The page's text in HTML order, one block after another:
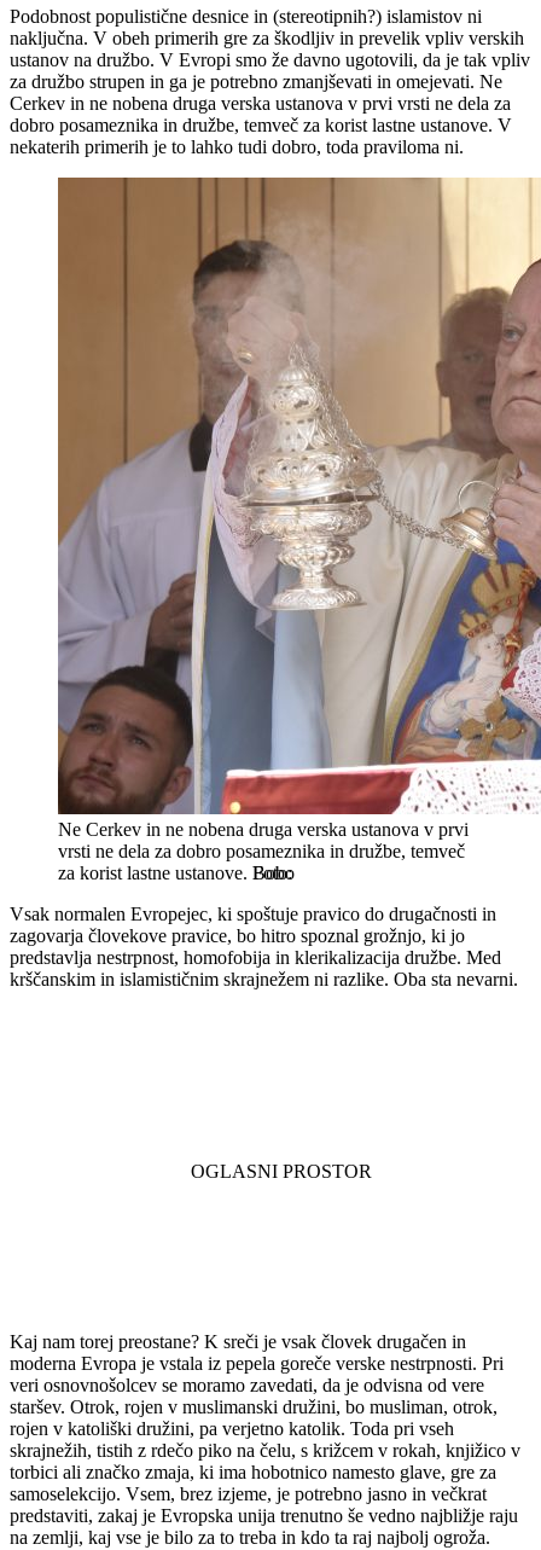
Podobnost populistične desnice in (stereotipnih?) islamistov ni
naključna. V obeh primerih gre za škodljiv in prevelik vpliv verskih
ustanov na družbo. V Evropi smo že davno ugotovili, da je tak vpliv
za družbo strupen in ga je potrebno zmanjševati in omejevati. Ne
Cerkev in ne nobena druga verska ustanova v prvi vrsti ne dela za
dobro posameznika in družbe, temveč za korist lastne ustanove. V
nekaterih primerih je to lahko tudi dobro, toda praviloma ni.
Ne Cerkev in ne nobena druga verska ustanova v prvi
vrsti ne dela za dobro posameznika in družbe, temveč
za korist lastne ustanove. Bobo
Vsak normalen Evropejec, ki spoštuje pravico do drugačnosti in
zagovarja človekove pravice, bo hitro spoznal grožnjo, ki jo
predstavlja nestrpnost, homofobija in klerikalizacija družbe. Med
krščanskim in islamističnim skrajnežem ni razlike. Oba sta nevarni.
Kaj nam torej preostane? K sreči je vsak človek drugačen in
moderna Evropa je vstala iz pepela goreče verske nestrpnosti. Pri
veri osnovnošolcev se moramo zavedati, da je odvisna od vere
staršev. Otrok, rojen v muslimanski družini, bo musliman, otrok,
rojen v katoliški družini, pa verjetno katolik. Toda pri vseh
skrajnežih, tistih z rdečo piko na čelu, s križcem v rokah, knjižico v
torbici ali značko zmaja, ki ima hobotnico namesto glave, gre za
samoselekcijo. Vsem, brez izjeme, je potrebno jasno in večkrat
predstaviti, zakaj je Evropska unija trenutno še vedno najbližje raju
na zemlji, kaj vse je bilo za to treba in kdo ta raj najbolj ogroža.